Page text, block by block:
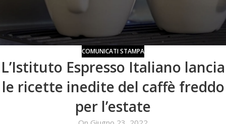
COMUNICATI STAMPA
L’Istituto Espresso Italiano lancia
le ricette inedite del caffè freddo
per l’estate